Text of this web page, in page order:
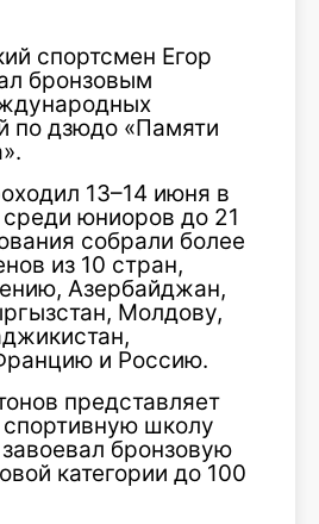
спортсмен Егор
бронзовым
по дзюдо «Памяти
13–14 июня в
юниоров до 21
собрали более
из 10 стран,
Азербайджан,
Молдову,
и Россию.
представляет
школу
бронзовую
категории до 100